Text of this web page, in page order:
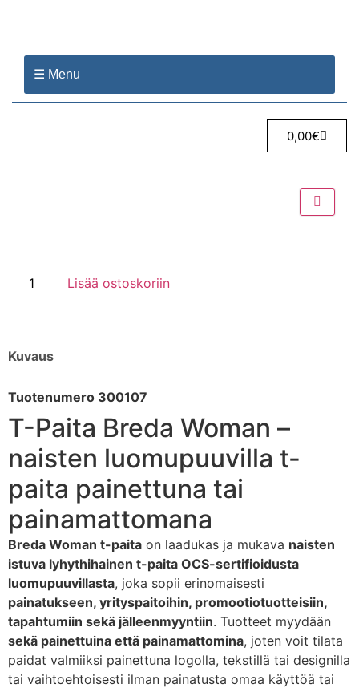
☰ Menu
0,00€
Lisää ostoskoriin
Kuvaus
Tuotenumero 300107
T-Paita Breda Woman –
naisten luomupuuvilla t-
paita painettuna tai
painamattomana
Breda Woman t-paita on laadukas ja mukava naisten
istuva lyhythihainen t-paita OCS-sertifioidusta
luomupuuvillasta, joka sopii erinomaisesti
painatukseen, yrityspaitoihin, promootiotuotteisiin,
tapahtumiin sekä jälleenmyyntiin. Tuotteet myydään
sekä painettuina että painamattomina, joten voit tilata
paidat valmiiksi painettuna logolla, tekstillä tai designilla
tai vaihtoehtoisesti ilman painatusta omaa käyttöä tai